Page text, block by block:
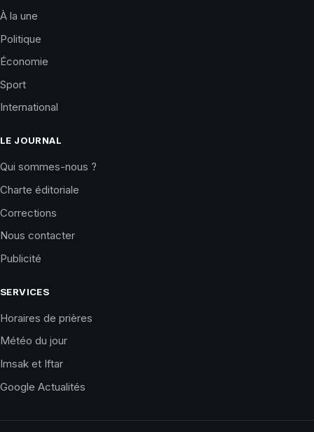
À la une
Politique
Économie
Sport
International
LE JOURNAL
Qui sommes-nous ?
Charte éditoriale
Corrections
Nous contacter
Publicité
SERVICES
Horaires de prières
Météo du jour
Imsak et Iftar
Google Actualités